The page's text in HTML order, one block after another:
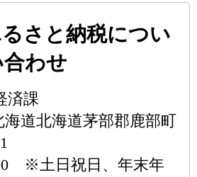
さと納税につい
わせ
済課
道北海道茅部郡鹿部町
※土日祝日、年末年